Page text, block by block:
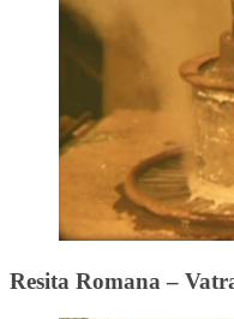
Resita Romana –